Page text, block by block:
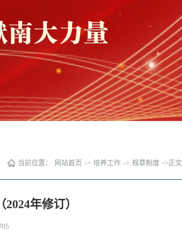
当前位置： 网站首页 -> 培养工作 -> 规章制度 -> 正文
年修订）